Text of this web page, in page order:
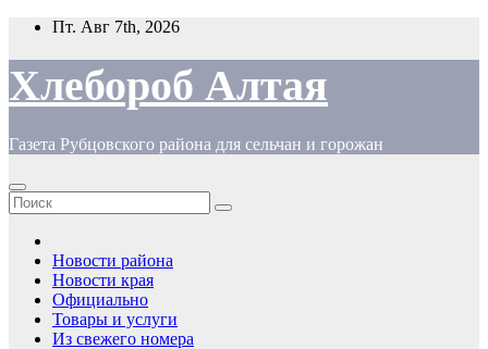
Перейти
содержимому
Пт. Авг 7th, 2026
Хлебороб Алтая
Газета Рубцовского района для сельчан и горожан
Новости района
Новости края
Официально
Товары и услуги
Из свежего номера